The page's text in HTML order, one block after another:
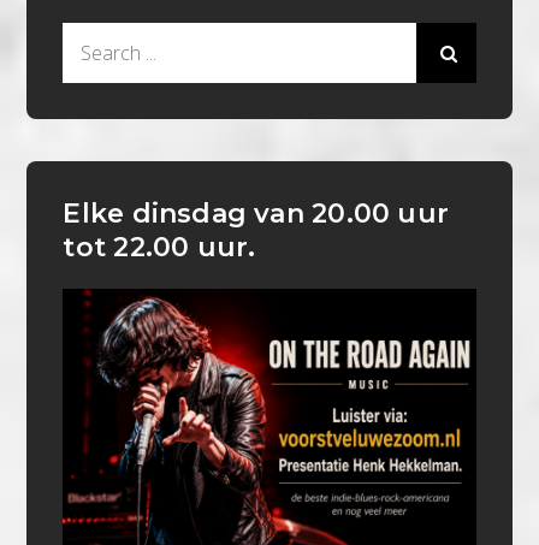
Elke dinsdag van 20.00 uur
tot 22.00 uur.